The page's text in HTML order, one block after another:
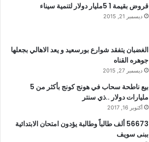
قروض بقيمة 1 5مليار دولار لتنمية سيناء
ديسمبر 21, 2015
الغضبان يتفقد شوارع بورسعيد و يعد الاهالي بجعلها
جوهره القناه
ديسمبر 27, 2015
بيع ناطحة سحاب في هونج كونج بأكثر من 5
مليارات دولار ..ذي سنتر
أكتوبر 16, 2017
56673 ألف طالباً وطالبة يؤدون امتحان الابتدائية
ببنى سويف